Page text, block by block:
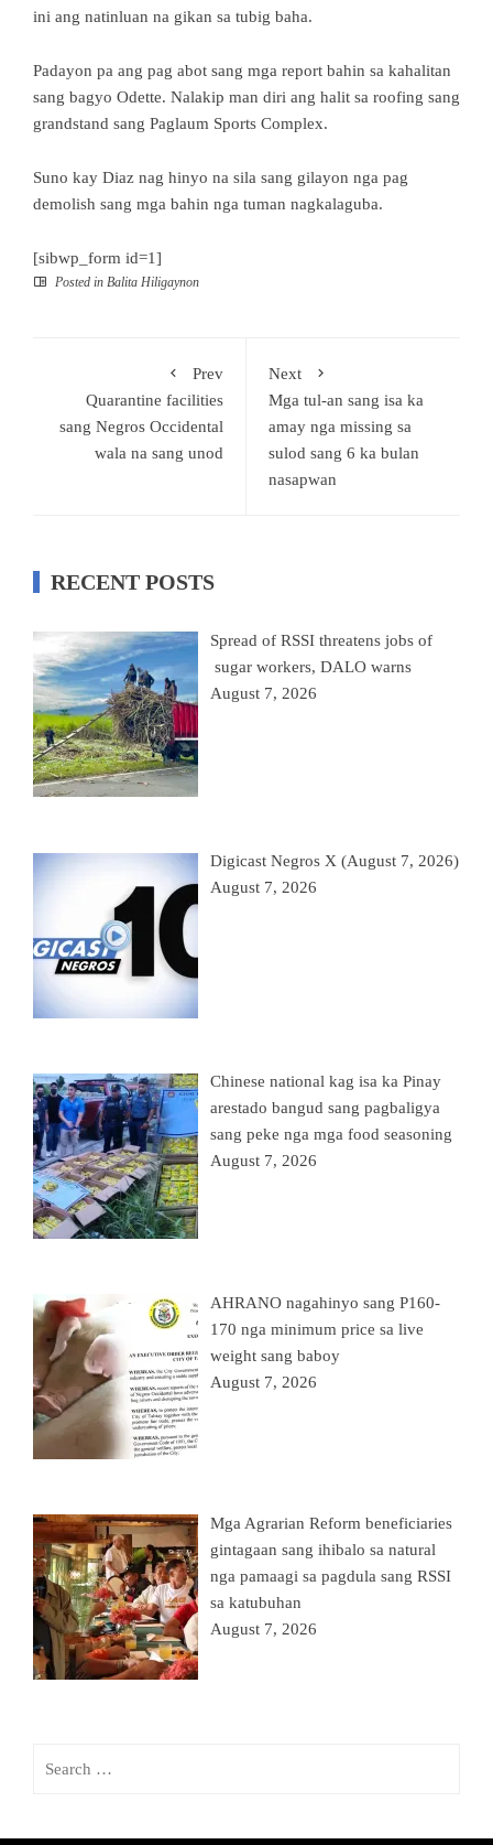
ini ang natinluan na gikan sa tubig baha.
Padayon pa ang pag abot sang mga report bahin sa kahalitan
sang bagyo Odette. Nalakip man diri ang halit sa roofing sang
grandstand sang Paglaum Sports Complex.
Suno kay Diaz nag hinyo na sila sang gilayon nga pag
demolish sang mga bahin nga tuman nagkalaguba.
[sibwp_form id=1]
Posted in Balita Hiligaynon
Prev
Quarantine facilities
sang Negros Occidental
wala na sang unod
Next
Mga tul-an sang isa ka
amay nga missing sa
sulod sang 6 ka bulan
nasapwan
RECENT POSTS
Spread of RSSI threatens jobs of
sugar workers, DALO warns
August 7, 2026
Digicast Negros X (August 7, 2026)
August 7, 2026
Chinese national kag isa ka Pinay
arestado bangud sang pagbaligya
sang peke nga mga food seasoning
August 7, 2026
AHRANO nagahinyo sang P160-
170 nga minimum price sa live
weight sang baboy
August 7, 2026
Mga Agrarian Reform beneficiaries
gintagaan sang ihibalo sa natural
nga pamaagi sa pagdula sang RSSI
sa katubuhan
August 7, 2026